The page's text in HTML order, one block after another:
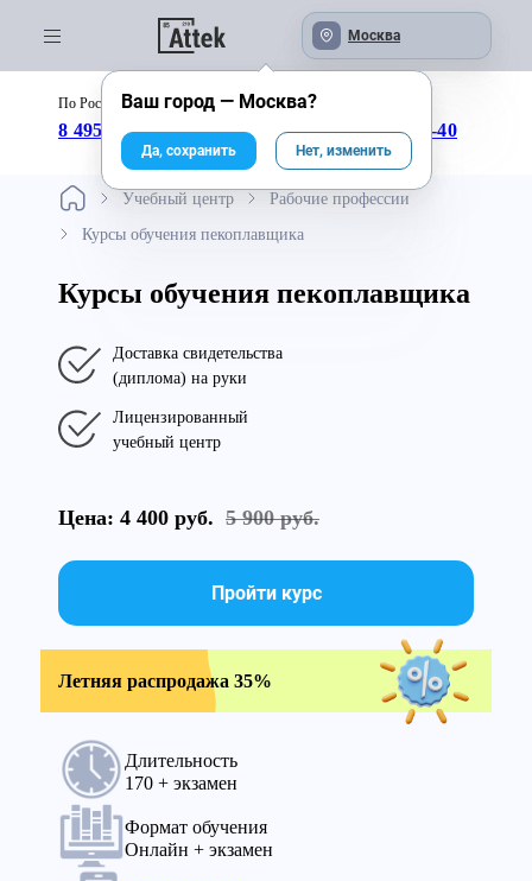
Москва
По России бесплатно:
8 495 246-04-43 8 800 333-25-40
Учебный центр
Рабочие профессии
Курсы обучения пекоплавщика
Курсы обучения пекоплавщика
Доставка свидетельства
(диплома) на руки
Лицензированный
учебный центр
Цена: 4 400 руб. 5 900 руб.
Пройти курс
Летняя распродажа 35%
Длительность
170 + экзамен
Формат обучения
Онлайн + экзамен
Ваш город — Москва?
Да, сохранить Нет, изменить